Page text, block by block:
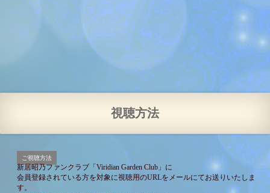
視聴方法
ご視聴方法
新居昭乃ファンクラブ「Viridian Garden Club」に
会員登録されている方を対象に視聴用のURLをメールにてお送りいたしま
す。